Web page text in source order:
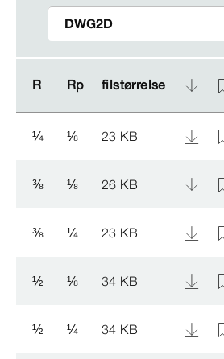
R Rp filstørrelse
R Rp filstørrelse
¼ ⅛ 23 KB
⅜ ⅛ 26 KB
⅜ ¼ 23 KB
½ ⅛ 34 KB
½ ¼ 34 KB